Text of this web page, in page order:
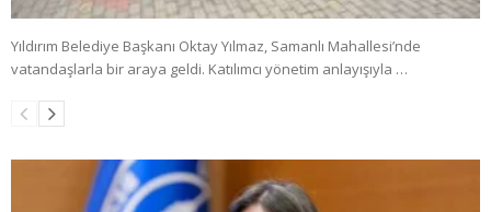
Yıldırım Belediye Başkanı Oktay Yılmaz, Samanlı Mahallesi’nde
vatandaşlarla bir araya geldi. Katılımcı yönetim anlayışıyla …